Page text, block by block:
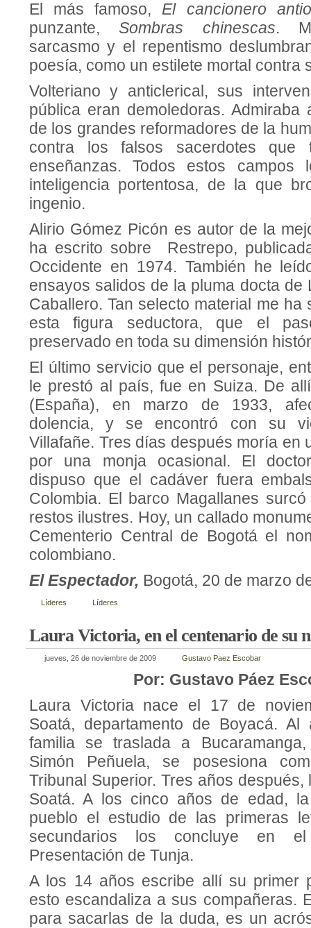
El más famoso,El cancionero
punzante,Sombras chinescas.
sarcasmo y el repentismo
poesía, como un estilete mortal contra
Volteriano y anticlerical, sus
pública eran demoledoras. Admiraba
de los grandes reformadores de la
contra los falsos sacerdotes que
enseñanzas. Todos estos campos
inteligencia portentosa, de la que
ingenio.
Alirio Gómez Picón es autor de la
ha escrito sobre Restrepo,
Occidente en 1974. También he
ensayos salidos de la pluma docta de
Caballero. Tan selecto material me ha
esta figura seductora, que el
preservado en toda su dimensión
El último servicio que el personaje,
le prestó al país, fue en Suiza. De
(España), en marzo de 1933,
dolencia, y se encontró con su
Villafañe. Tres días después moría en
por una monja ocasional. El
dispuso que el cadáver fuera
Colombia. El barco Magallanes
restos ilustres. Hoy, un callado
Cementerio Central de Bogotá el
colombiano.
El Espectador, Bogotá, 20 de marzo
Líderes Líderes
Laura Victoria, en el centenario de su
jueves, 26 de noviembre de 2009 Gustavo Paez Escobar
Por: Gustavo Páez
Laura Victoria nace el 17 de
Soatá, departamento de Boyacá.
familia se traslada a
Simón Peñuela, se posesiona
Tribunal Superior. Tres años después,
Soatá. A los cinco años de edad,
pueblo el estudio de las primeras
secundarios los concluye en
Presentación de Tunja.
A los 14 años escribe allí su primer
esto escandaliza a sus compañeras.
para sacarlas de la duda, es un